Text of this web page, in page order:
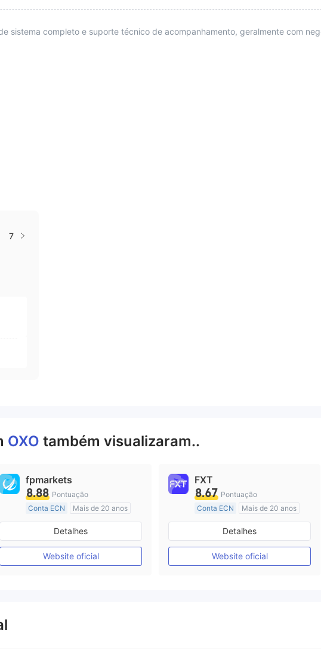
sistema completo e suporte técnico de acompanhamento, geralmente com
7
OXO também visualizaram..
fpmarkets
8.88 Pontuação
Conta ECN
Mais de 20 anos
Austrália Regulamento
Market Marketing (MM)
Etiqueta principal MT4
Detalhes
Website oficial
FXT
8.67 Pontuação
Conta ECN
Mais de 20 anos
Austrália Regulamento
Market Marketing (MM)
Etiqueta principal MT4
Detalhes
Website oficial